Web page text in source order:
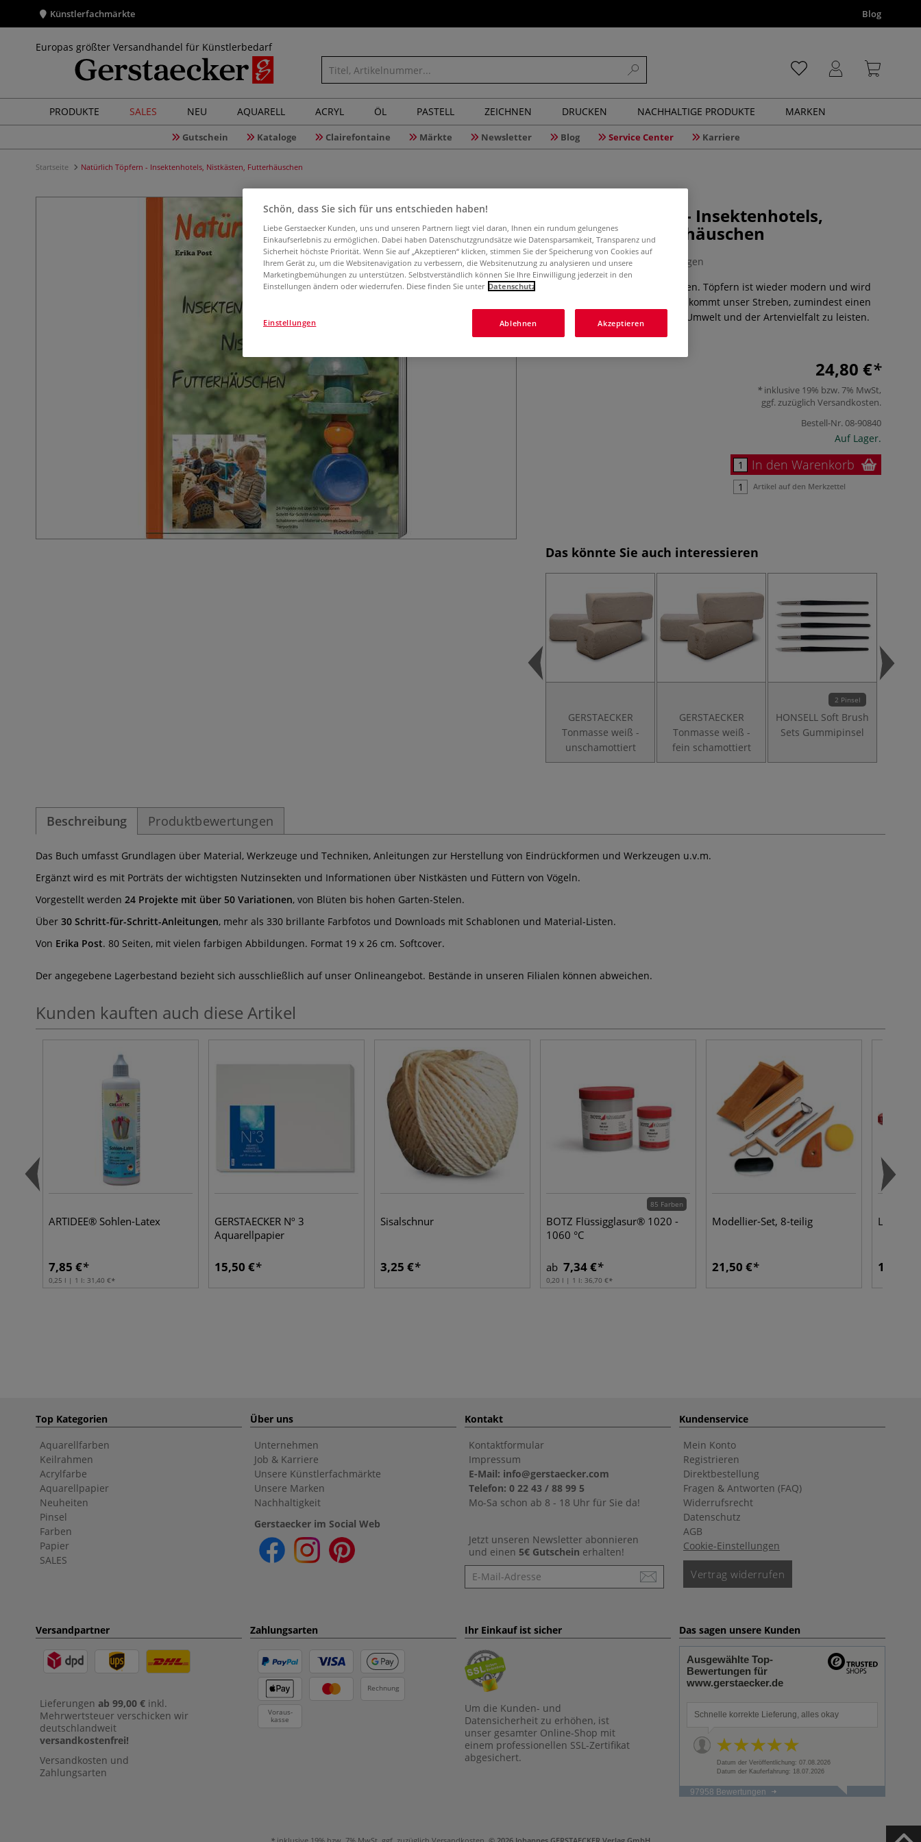
Künstlerfachmärkte Blog
Europas größter Versandhandel für Künstlerbedarf
PRODUKTE SALES NEU AQUARELL ACRYL ÖL PASTELL ZEICHNEN DRUCKEN NACHHALTIGE PRODUKTE MARKEN
Gutschein Kataloge Clairefontaine Märkte Newsletter Blog Service Center Karriere
Startseite Natürlich Töpfern - Insektenhotels, Nistkästen, Futterhäuschen
Natürlich Töpfern - Insektenhotels,
Nistkästen, Futterhäuschen
0 Bewertungen
24 Projekte mit über 50 Variationen. Töpfern ist wieder modern und wird
als neues Yoga bezeichnet. Dazu kommt unser Streben, zumindest einen
kleinen Teil zum Schutz unserer Umwelt und der Artenvielfalt zu leisten.
24,80 €
inklusive 19% bzw. 7% MwSt,
ggf. zuzüglich Versandkosten.
Bestell-Nr.08-90840
Auf Lager.
In den Warenkorb
Artikel auf den Merkzettel
Das könnte Sie auch interessieren
GERSTAECKER
Tonmasse weiß -
unschamottiert
GERSTAECKER
Tonmasse weiß -
fein schamottiert
2 Pinsel
HONSELL Soft Brush
Sets Gummipinsel
Beschreibung Produktbewertungen
Das Buch umfasst Grundlagen über Material, Werkzeuge und Techniken, Anleitungen zur Herstellung von Eindrückformen und Werkzeugen u.v.m.
Ergänzt wird es mit Porträts der wichtigsten Nutzinsekten und Informationen über Nistkästen und Füttern von Vögeln.
Vorgestellt werden 24 Projekte mit über 50 Variationen, von Blüten bis hohen Garten-Stelen.
Über 30 Schritt-für-Schritt-Anleitungen, mehr als 330 brillante Farbfotos und Downloads mit Schablonen und Material-Listen.
Von Erika Post. 80 Seiten, mit vielen farbigen Abbildungen. Format 19 x 26 cm. Softcover.
Der angegebene Lagerbestand bezieht sich ausschließlich auf unser Onlineangebot. Bestände in unseren Filialen können abweichen.
Kunden kauften auch diese Artikel
ARTIDEE® Sohlen-Latex
7,85 €
0,25 l | 1 l: 31,40 €
GERSTAECKER Nº 3
Aquarellpapier
15,50 €
Sisalschnur
3,25 €
85 Farben
BOTZ Flüssigglasur® 1020 -
1060 °C
ab 7,34 €
0,20 l | 1 l: 36,70 €
Modellier-Set, 8-teilig
21,50 €
LAMY
16,50 €
Top Kategorien
Aquarellfarben
Keilrahmen
Acrylfarbe
Aquarellpapier
Neuheiten
Pinsel
Farben
Papier
SALES
Über uns
Unternehmen
Job & Karriere
Unsere Künstlerfachmärkte
Unsere Marken
Nachhaltigkeit
Gerstaecker im Social Web
Kontakt
Kontaktformular
Impressum
E-Mail: info@gerstaecker.com
Telefon: 0 22 43 / 88 99 5
Mo-Sa schon ab 8 - 18 Uhr für Sie da!
Jetzt unseren Newsletter abonnieren
und einen 5€ Gutschein erhalten!
Newsletter
Kundenservice
Mein Konto
Registrieren
Direktbestellung
Fragen & Antworten (FAQ)
Widerrufsrecht
Datenschutz
AGB
Cookie-Einstellungen
Vertrag widerrufen
Versandpartner
Lieferungen ab 99,00 € inkl.
Mehrwertsteuer verschicken wir
deutschlandweit
versandkostenfrei!
Versandkosten und
Zahlungsarten
Zahlungsarten
Rechnung
Voraus-
kasse
Ihr Einkauf ist sicher
Um die Kunden- und
Datensicherheit zu erhöhen, ist
unser gesamter Online-Shop mit
einem professionellen SSL-Zertifikat
abgesichert.
Das sagen unsere Kunden
Ausgewählte Top-
Bewertungen für
www.gerstaecker.de
Schnelle korrekte Lieferung, alles okay
Datum der Veröffentlichung: 07.08.2026
Datum der Kauferfahrung: 18.07.2026
97958 Bewertungen
Schön, dass Sie sich für uns entschieden haben!
Liebe Gerstaecker Kunden, uns und unseren Partnern liegt viel daran, Ihnen ein rundum gelungenes
Einkaufserlebnis zu ermöglichen. Dabei haben Datenschutzgrundsätze wie Datensparsamkeit, Transparenz und
Sicherheit höchste Priorität. Wenn Sie auf „Akzeptieren“ klicken, stimmen Sie der Speicherung von Cookies auf
Ihrem Gerät zu, um die Websitenavigation zu verbessern, die Websitenutzung zu analysieren und unsere
Marketingbemühungen zu unterstützen. Selbstverständlich können Sie Ihre Einwilligung jederzeit in den
Einstellungen ändern oder wiederrufen. Diese finden Sie unter Datenschutz
Ablehnen Akzeptieren
Einstellungen